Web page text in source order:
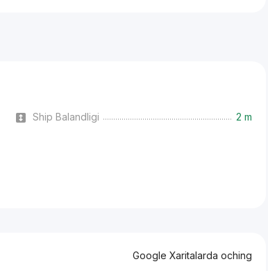
Ship Balandligi 2 m
Google Xaritalarda oching